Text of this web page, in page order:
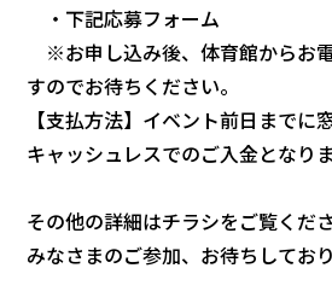
・下記応募フォーム
※お申し込み後、体育館からお
すのでお待ちください。
【支払方法】イベント前日までに
キャッシュレスでのご入金となりま
その他の詳細はチラシをご覧くださ
みなさまのご参加、お待ちしてお